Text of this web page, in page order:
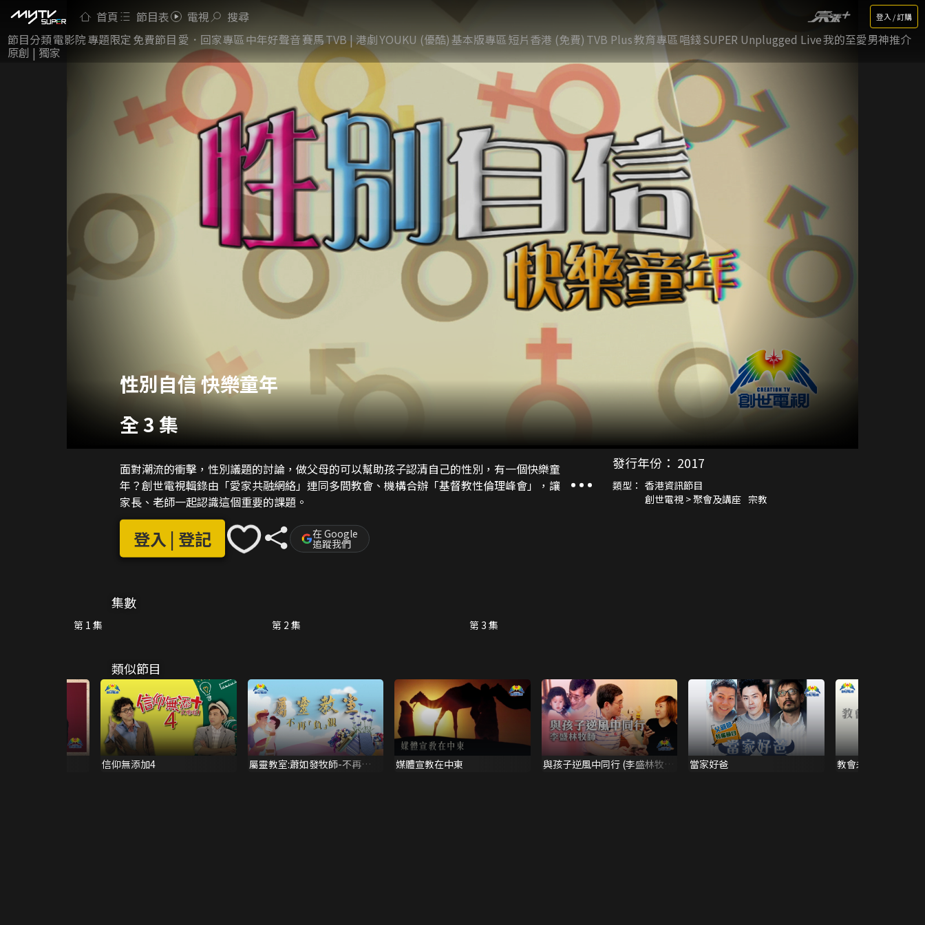
首頁 節目表 電視 搜尋 登入 / 訂購
節目分類電影院專題限定 免費節目 愛．回家專區中年好聲音賽馬TVB | 港劇YOUKU (優酷)基本版專區短片香港 (免費) TVB Plus教育專區唱錢SUPER Unplugged Live我的至愛男神推介
原創 | 獨家
性別自信 快樂童年
全 3 集
面對潮流的衝擊，性別議題的討論，做父母的可以幫助孩子認清自己的性別，有一個快樂童
年？創世電視輯錄由「愛家共融網絡」連同多間教會、機構合辦「基督教性倫理峰會」，讓
家長、老師一起認識這個重要的課題。
登入 | 登記 在 Google
追蹤我們
發行年份： 2017
類型： 香港資訊節目
創世電視 > 聚會及講座 宗教
集數
第 1 集 第 2 集 第 3 集
類似節目
信仰無添加4
屬靈教室:蕭如發牧師-不再
媒體宣教在中東
與孩子逆風中同行 (李盛林牧師
當家好爸 教會未來報告